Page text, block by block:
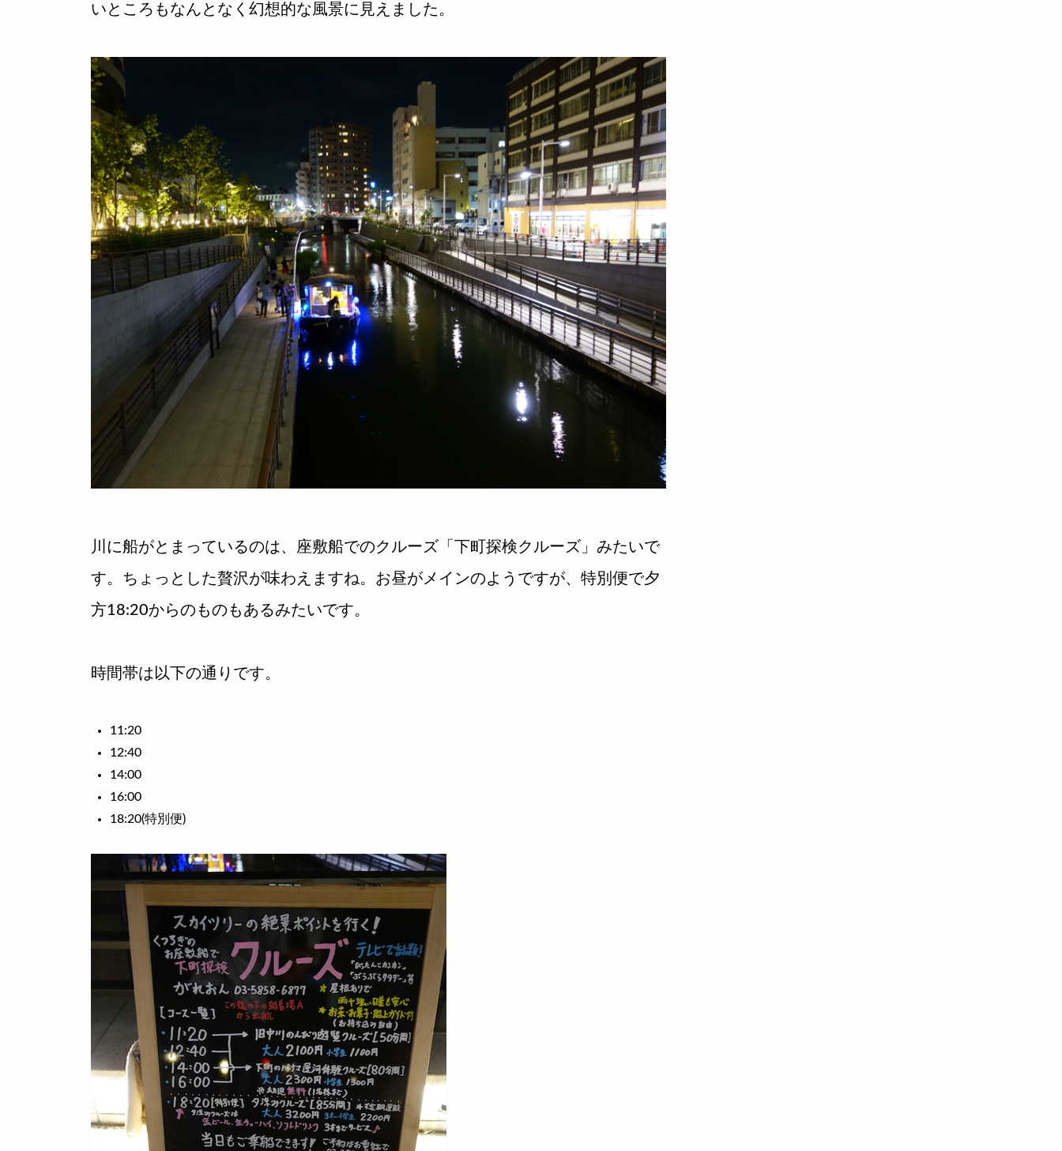
いところもなんとなく幻想的な風景に見えました。
川に船がとまっているのは、座敷船でのクルーズ「下町探検クルーズ」みたいで
す。ちょっとした贅沢が味わえますね。お昼がメインのようですが、特別便で夕
方18:20からのものもあるみたいです。
時間帯は以下の通りです。
11:20
12:40
14:00
16:00
18:20(特別便)